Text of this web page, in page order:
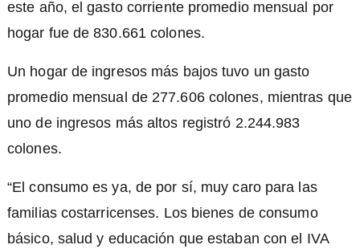
este año, el gasto corriente promedio mensual por
hogar fue de 830.661 colones.
Un hogar de ingresos más bajos tuvo un gasto
promedio mensual de 277.606 colones, mientras que
uno de ingresos más altos registró 2.244.983
colones.
“El consumo es ya, de por sí, muy caro para las
familias costarricenses. Los bienes de consumo
básico, salud y educación que estaban con el IVA